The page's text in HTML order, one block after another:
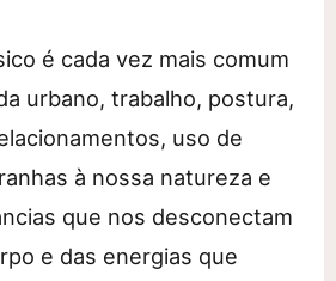
é cada vez mais comum
urbano, trabalho, postura,
uso de
à nossa natureza e
que nos desconectam
e das energias que